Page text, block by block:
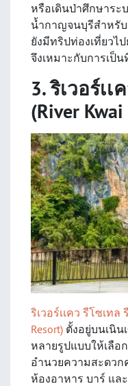
หรือเดินป่าศึกษาระ
น้ำกาญจนบุรีสำหรั
ยังมีทริปท่องเที่ยวไ
จึงเหมาะกับการเป็
3. ริเวอร์เ
(River
ริเวอร์เเคว รีโซเทล
Resort) ตั้งอยู่บนเนิ
หลายรูปแบบให้เลือ
อำนวยความสะดวก
ห้องอาหาร บาร์ แล